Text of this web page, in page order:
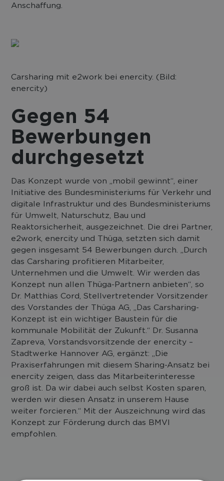
Anschaffung.
Carsharing mit e2work bei enercity. (Bild:
enercity)
Gegen 54
Bewerbungen
durchgesetzt
Das Konzept wurde von „mobil gewinnt“, einer
Initiative des Bundesministeriums für Verkehr und
digitale Infrastruktur und des Bundesministeriums
für Umwelt, Naturschutz, Bau und
Reaktorsicherheit, ausgezeichnet. Die drei Partner,
e2work, enercity und Thüga, setzten sich damit
gegen insgesamt 54 Bewerbungen durch. „Durch
das Carsharing profitieren Mitarbeiter,
Unternehmen und die Umwelt. Wir werden das
Konzept nun allen Thüga-Partnern anbieten“, so
Dr. Matthias Cord, Stellvertretender Vorsitzender
des Vorstandes der Thüga AG, „Das Carsharing-
Konzept ist ein wichtiger Baustein für die
kommunale Mobilität der Zukunft.“ Dr. Susanna
Zapreva, Vorstandsvorsitzende der enercity –
Stadtwerke Hannover AG, ergänzt: „Die
Praxiserfahrungen mit diesem Sharing-Ansatz bei
enercity zeigen, dass das Mitarbeiterinteresse
groß ist. Da wir dabei auch selbst Kosten sparen,
werden wir diesen Ansatz in unserem Hause
weiter forcieren.“ Mit der Auszeichnung wird das
Konzept zur Förderung durch das BMVI
empfohlen.